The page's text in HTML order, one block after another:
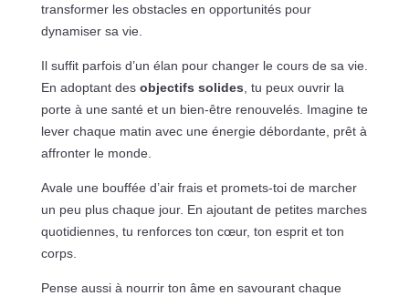
transformer les obstacles en opportunités pour
dynamiser sa vie.
Il suffit parfois d’un élan pour changer le cours de sa vie.
En adoptant des objectifs solides , tu peux ouvrir la
porte à une santé et un bien-être renouvelés. Imagine te
lever chaque matin avec une énergie débordante, prêt à
affronter le monde.
Avale une bouffée d’air frais et promets-toi de marcher
un peu plus chaque jour. En ajoutant de petites marches
quotidiennes, tu renforces ton cœur, ton esprit et ton
corps.
Pense aussi à nourrir ton âme en savourant chaque